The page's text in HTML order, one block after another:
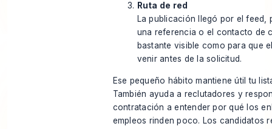
Ruta de red
La publicación llegó por el feed,
una referencia o el contacto de
bastante visible como para que
venir antes de la solicitud.
Ese pequeño hábito mantiene útil tu
También ayuda a reclutadores y
contratación a entender por qué los
empleos rinden poco. Los candidatos